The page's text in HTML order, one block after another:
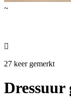
~

27 keer gemerkt